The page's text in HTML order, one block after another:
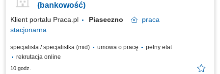
codziennej, internetowej i mobilnej. Aktywna sprzedaż produktów
(bankowość)
Klient portalu Praca.pl Piaseczno
praca
stacjonarna
specjalista / specjalistka (mid) umowa o pracę
pełny etat
rekrutacja online
10 godz.